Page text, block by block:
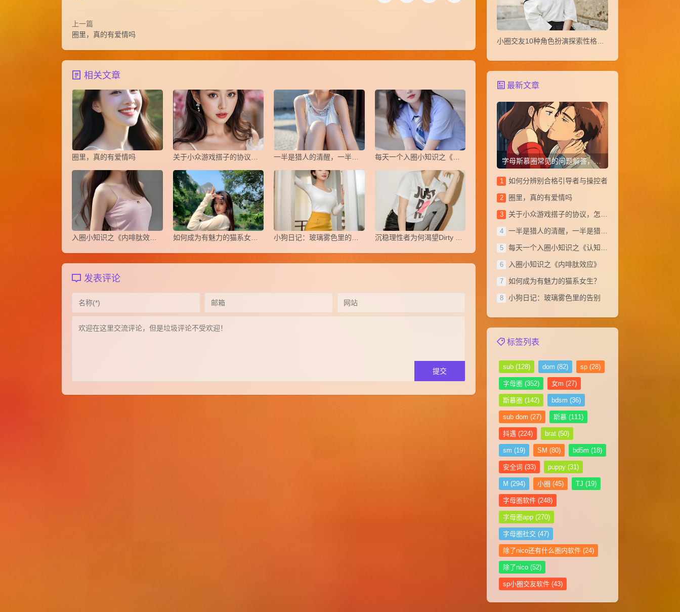
上一篇
圈里，真的有爱情吗
相关文章
圈里，真的有爱情吗 每天一个入圈小知识之《认知失调》
如何成为有魅力的猫系女生？
发表评论
最新文章
字母斯慕圈常见的问题解答，从小白到大神(1~20)
如何分辨别合格引导者与操控者
圈里，真的有爱情吗
关于小众游戏搭子的协议，怎么写？
一半是猎人的清醒，一半是猎物的俯首
每天一个入圈小知识之《认知失调》
​入圈小知识之《内啡肽效应》
如何成为有魅力的猫系女生？
小狗日记：玻璃雾色里的告别
标签列表
sub (128) dom (82) sp (28)
字母圈 (352) 女m (27)
斯慕圈 (142) bdsm (36)
sub dom (27) 斯慕 (111)
抖遇 (224) brat (50)
sm (19) SM (80) bd5m (18)
安全词 (33) puppy (31)
M (294) 小圈 (45) TJ (19)
字母圈软件 (248)
字母圈app (270)
字母圈社交 (47)
除了nico还有什么圈内软件 (24)
除了nico (52)
sp小圈交友软件 (43)